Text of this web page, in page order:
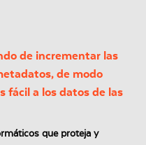
de incrementar las
de modo
fácil a los datos de las
que proteja y